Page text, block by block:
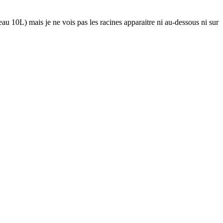
10L) mais je ne vois pas les racines apparaitre ni au-dessous ni sur